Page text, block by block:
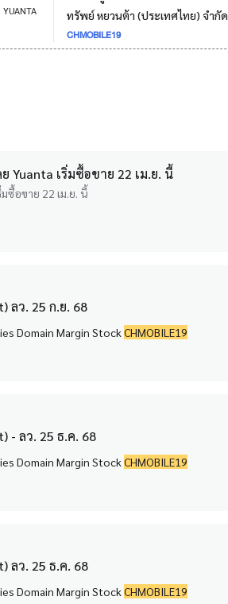
YUANTA
ทรัพย์ หยวนต้า (ประเทศไทย) จำกั
CHMOBILE19
Yuanta เริ่มซื้อขาย 22 เม.ย. นี้
ซื้อขาย 22 เม.ย. นี้
ลว. 25 ก.ย. 68
Domain Margin Stock CHINA 22,741 Securities Domain Margin StockCHMOBILE19
- ลว. 25 ธ.ค. 68
Domain Margin Stock CHINA 10,532 Securities Domain Margin StockCHMOBILE19
ลว. 25 ธ.ค. 68
Domain Margin Stock CHINA 10,532 Securities Domain Margin StockCHMOBILE19